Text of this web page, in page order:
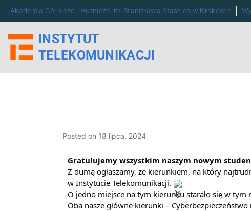
Akademia Górniczo - Hutnicza im. Stanisława Staszica w Krakowie
INSTYTUT
TELEKOMUNIKACJI
Posted on 18 lipca, 2024
Gratulujemy wszystkim naszym nowym
Z dumą ogłaszamy, że kierunkiem, na który
w Instytucie Telekomunikacji.
O jedno miejsce na tym kierunku starało się w
Oba nasze główne kierunki –